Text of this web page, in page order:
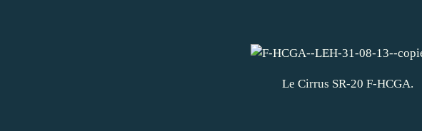
Le Cirrus SR-20 F-HCGA.